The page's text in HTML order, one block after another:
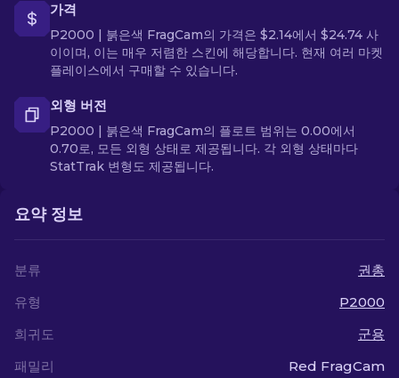
가격
P2000 | 붉은색 FragCam의 가격은 $2.14에서 $24.74 사
이이며, 이는 매우 저렴한 스킨에 해당합니다. 현재 여러 마켓
플레이스에서 구매할 수 있습니다.
외형 버전
P2000 | 붉은색 FragCam의 플로트 범위는 0.00에서
0.70로, 모든 외형 상태로 제공됩니다. 각 외형 상태마다
StatTrak 변형도 제공됩니다.
요약 정보
분류
권총
유형
P2000
희귀도
군용
패밀리
Red FragCam